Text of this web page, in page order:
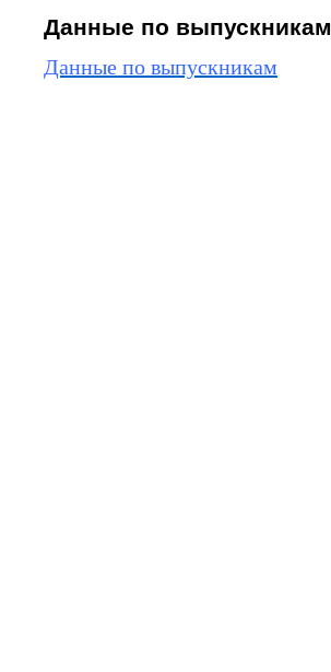
Данные по выпускникам
Данные по выпускникам